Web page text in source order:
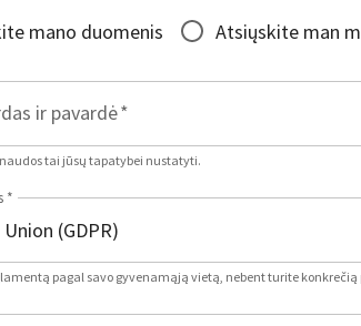
mano duomenis
Atsiųskite man
ir pavardė*
tai jūsų tapatybei nustatyti.
*
pagal savo gyvenamąją vietą, nebent turite